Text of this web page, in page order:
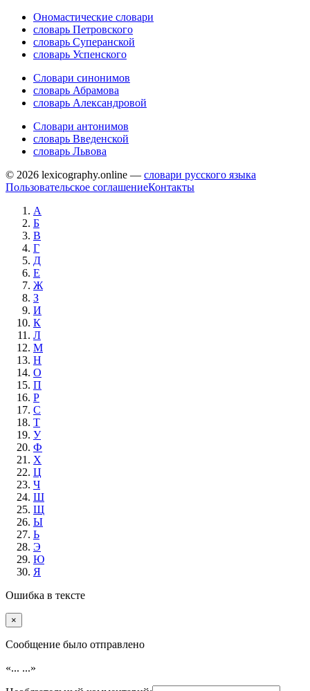
Ономастические словари
словарь Петровского
словарь Суперанской
словарь Успенского
Словари синонимов
словарь Абрамова
словарь Александровой
Словари антонимов
словарь Введенской
словарь Львова
© 2026 lexicography.online — словари русского языка
Пользовательское соглашениеКонтакты
А
Б
В
Г
Д
Е
Ж
З
И
К
Л
М
Н
О
П
Р
С
Т
У
Ф
Х
Ц
Ч
Ш
Щ
Ы
Ь
Э
Ю
Я
Ошибка в тексте
×
Cообщение было отправлено
«... ...»